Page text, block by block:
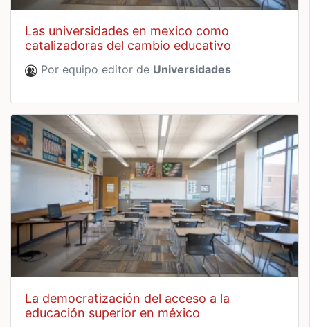
las universidades en mexico como
catalizadoras del cambio educativo
Por equipo editor de Universidades
la democratización del acceso a la
educación superior en méxico